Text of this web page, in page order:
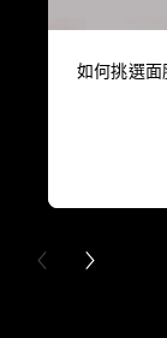
如何挑選面
PREVIOUS CARD
NEXT CARD